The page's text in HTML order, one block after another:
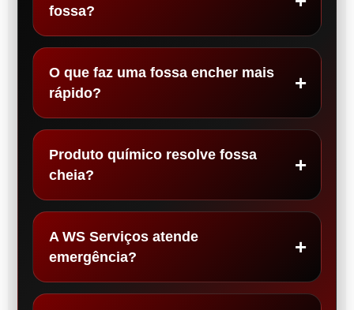
fossa?
O que faz uma fossa encher mais
rápido?
Produto químico resolve fossa
cheia?
A WS Serviços atende
emergência?